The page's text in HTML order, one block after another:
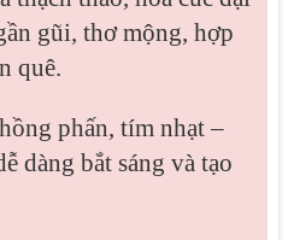
gũi, thơ mộng, hợp
quê.
phấn, tím nhạt –
dàng bắt sáng và tạo